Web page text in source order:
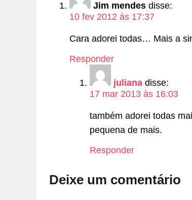
Jim mendes disse:
10 fev 2012 às 17:37
Cara adorei todas… Mais a
Responder
juliana disse:
17 mar 2013 às 16:03
também adorei todas
pequena de mais.
Responder
Deixe um comentário